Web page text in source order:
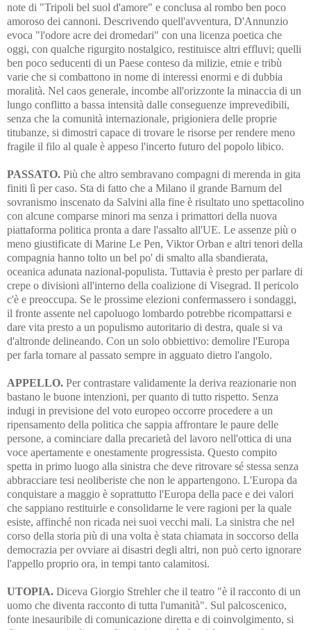
note di "Tripoli bel suol d'amore" e conclusa al rombo ben poco
amoroso dei cannoni. Descrivendo quell'avventura, D'Annunzio
evoca "l'odore acre dei dromedari" con una licenza poetica che
oggi, con qualche rigurgito nostalgico, restituisce altri effluvi; quelli
ben poco seducenti di un Paese conteso da milizie, etnie e tribù
varie che si combattono in nome di interessi enormi e di dubbia
moralità. Nel caos generale, incombe all'orizzonte la minaccia di un
lungo conflitto a bassa intensità dalle conseguenze imprevedibili,
senza che la comunità internazionale, prigioniera delle proprie
titubanze, si dimostri capace di trovare le risorse per rendere meno
fragile il filo al quale è appeso l'incerto futuro del popolo libico.
PASSATO. Più che altro sembravano compagni di merenda in gita
finiti lì per caso. Sta di fatto che a Milano il grande Barnum del
sovranismo inscenato da Salvini alla fine è risultato uno spettacolino
con alcune comparse minori ma senza i primattori della nuova
piattaforma politica pronta a dare l'assalto all'UE. Le assenze più o
meno giustificate di Marine Le Pen, Viktor Orban e altri tenori della
compagnia hanno tolto un bel po' di smalto alla sbandierata,
oceanica adunata nazional-populista. Tuttavia è presto per parlare di
crepe o divisioni all'interno della coalizione di Visegrad. Il pericolo
c'è e preoccupa. Se le prossime elezioni confermassero i sondaggi,
il fronte assente nel capoluogo lombardo potrebbe ricompattarsi e
dare vita presto a un populismo autoritario di destra, quale si va
d'altronde delineando. Con un solo obbiettivo: demolire l'Europa
per farla tornare al passato sempre in agguato dietro l'angolo.
APPELLO. Per contrastare validamente la deriva reazionarie non
bastano le buone intenzioni, per quanto di tutto rispetto. Senza
indugi in previsione del voto europeo occorre procedere a un
ripensamento della politica che sappia affrontare le paure delle
persone, a cominciare dalla precarietà del lavoro nell'ottica di una
voce apertamente e onestamente progressista. Questo compito
spetta in primo luogo alla sinistra che deve ritrovare sé stessa senza
abbracciare tesi neoliberiste che non le appartengono. L'Europa da
conquistare a maggio è soprattutto l'Europa della pace e dei valori
che sappiano restituirle e consolidarne le vere ragioni per la quale
esiste, affinché non ricada nei suoi vecchi mali. La sinistra che nel
corso della storia più di una volta è stata chiamata in soccorso della
democrazia per ovviare ai disastri degli altri, non può certo ignorare
l'appello proprio ora, in tempi tanto calamitosi.
UTOPIA. Diceva Giorgio Strehler che il teatro "è il racconto di un
uomo che diventa racconto di tutta l'umanità". Sul palcoscenico,
fonte inesauribile di comunicazione diretta e di coinvolgimento, si